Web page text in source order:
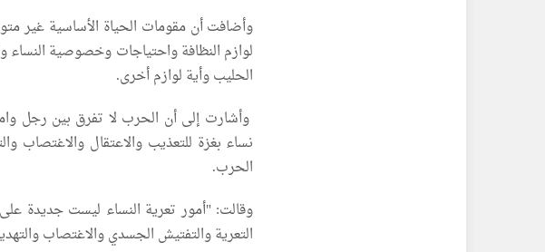
وأضافت أن مقومات الحياة الأساسية غير
لوازم النظافة واحتياجات وخصوصية النساء
الحليب وأية لوازم أخرى.
وأشارت إلى أن الحرب لا تفرق بين رجل
نساء بغزة للتعذيب والاعتقال
الحرب.
وقالت: "أمور تعرية النساء ليست جديدة
التعرية والتفتيش الجسدي والاغتصاب